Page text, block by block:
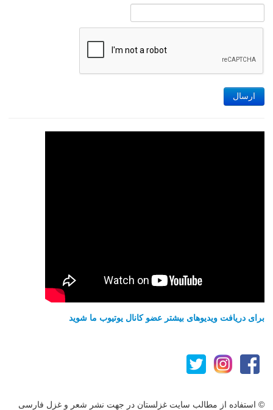
ارسال
برای دریافت ویدیوهای بیشتر عضو کانال یوتیوب ما شوید
© استفاده از مطالب سایت غزلستان در جهت نشر شعر و غزل فارسی